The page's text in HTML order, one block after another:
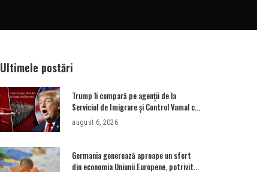
Ultimele postări
Trump îi compară pe agenții de la
Serviciul de Imigrare și Control Vamal cu
Spider-Man la prinderea migranților
ilegali și a infractorilor
august 6, 2026
Germania generează aproape un sfert
din economia Uniunii Europene, potrivit